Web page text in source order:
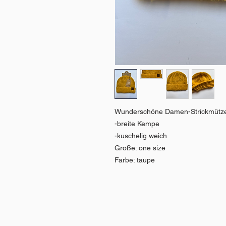
Wunderschöne Damen-
-breite Kempe
-kuschelig weich
Größe: one size
Farbe: taupe